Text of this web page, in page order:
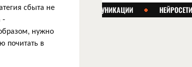
сбыта не
-
нужно
почитать в